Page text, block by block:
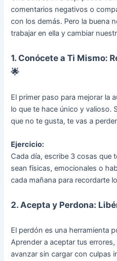
comentarios negativos o
con los demás. Pero la buena
trabajar en ella y cambiar
1. Conócete a Ti Mismo:
🌟
El primer paso para mejorar la
lo que te hace único y valioso.
que no te gusta, te vas a
Ejercicio:
Cada día, escribe 3 cosas que
sean físicas, emocionales o
cada mañana para recordarte
2. Acepta y Perdona:
El perdón es una herramienta
Aprender a aceptar tus
avanzar sin cargar con culpas